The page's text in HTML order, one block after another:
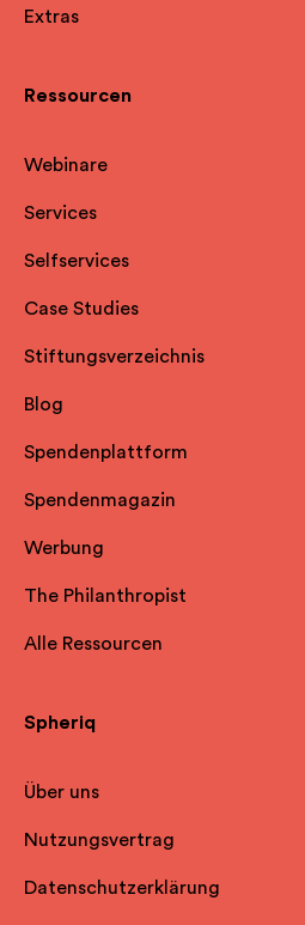
Extras
Ressourcen
Webinare
Services
Selfservices
Case Studies
Stiftungsverzeichnis
Blog
Spendenplattform
Spendenmagazin
Werbung
The Philanthropist
Alle Ressourcen
Spheriq
Über uns
Nutzungsvertrag
Datenschutzerklärung